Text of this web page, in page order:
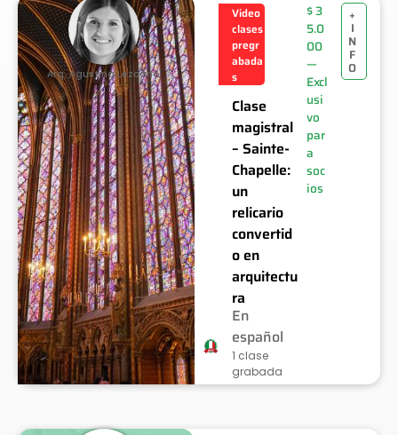
Arq. Agustina Lezcano
Video
clases
pregr
abada
s
Clase
magistral
– Sainte-
Chapelle:
un
relicario
convertid
o en
arquitectu
ra
En
español
1 clase
grabada
$3
5.0
00
—
Excl
usi
vo
par
a
soc
ios
+
I
N
F
O